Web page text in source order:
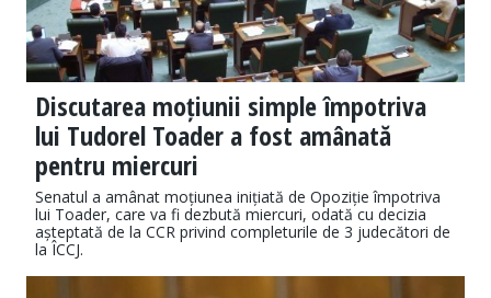
Discutarea moțiunii simple împotriva
lui Tudorel Toader a fost amânată
pentru miercuri
Senatul a amânat moțiunea inițiată de Opoziție împotriva
lui Toader, care va fi dezbută miercuri, odată cu decizia
așteptată de la CCR privind completurile de 3 judecători de
la ÎCCJ.